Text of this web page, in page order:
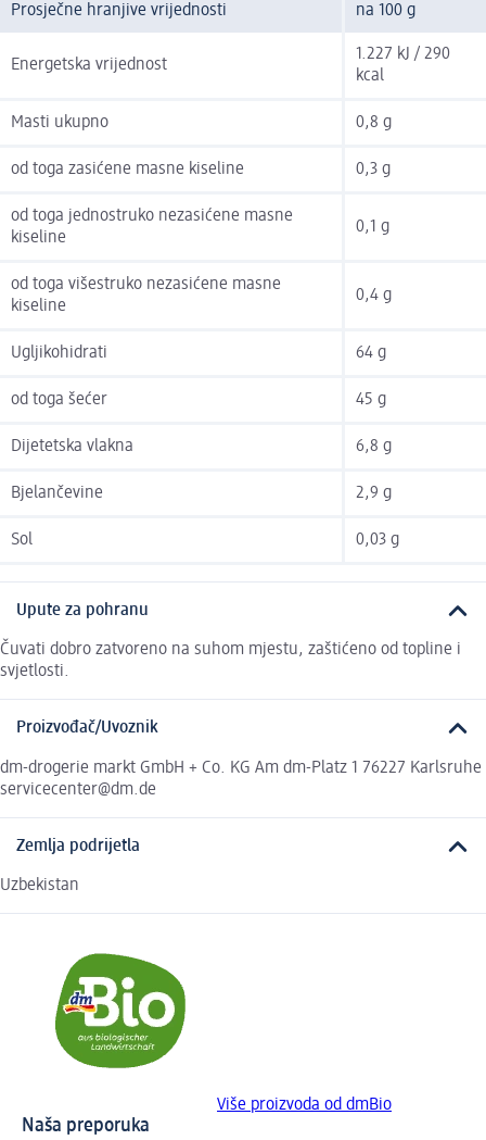
Prosječne hranjive vrijednosti na 100 g
Energetska vrijednost
1.227 kJ / 290
kcal
Masti ukupno 0,8 g
od toga zasićene masne kiseline 0,3 g
od toga jednostruko nezasićene masne
kiseline
0,1 g
od toga višestruko nezasićene masne
kiseline
0,4 g
Ugljikohidrati 64 g
od toga šećer 45 g
Dijetetska vlakna 6,8 g
Bjelančevine 2,9 g
Sol 0,03 g
Upute za pohranu
Čuvati dobro zatvoreno na suhom mjestu, zaštićeno od topline i
svjetlosti.
Proizvođač/Uvoznik
dm-drogerie markt GmbH + Co. KG Am dm-Platz 1 76227 Karlsruhe
servicecenter@dm.de
Zemlja podrijetla
Uzbekistan
Više proizvoda od dmBio
Naša preporuka